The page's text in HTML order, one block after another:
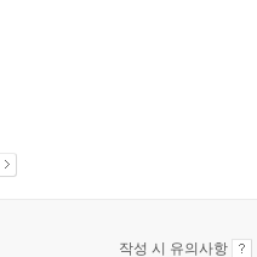
작성 시 유의사항